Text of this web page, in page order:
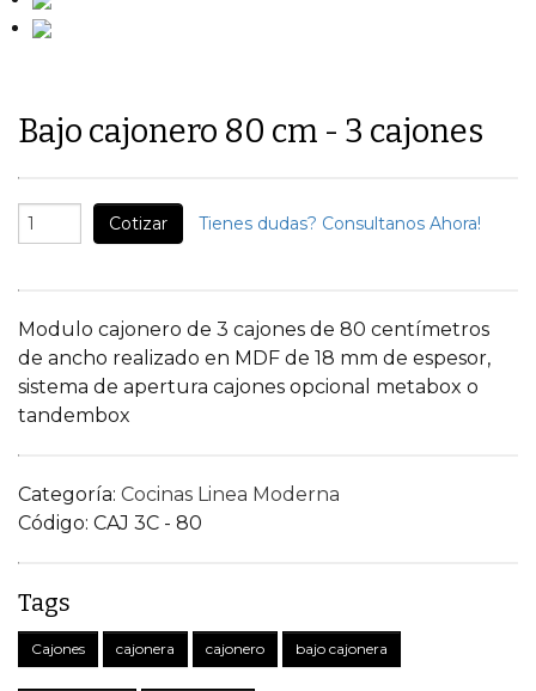
Bajo cajonero 80 cm - 3 cajones
Cotizar Tienes dudas? Consultanos Ahora!
Modulo cajonero de 3 cajones de 80 centímetros
de ancho realizado en MDF de 18 mm de espesor,
sistema de apertura cajones opcional metabox o
tandembox
Categoría: Cocinas Linea Moderna
Código: CAJ 3C - 80
Tags
Cajones cajonera cajonero bajo cajonera